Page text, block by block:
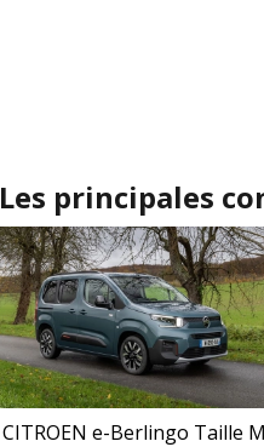
Les principales
CITROEN e-Berlingo Taille M